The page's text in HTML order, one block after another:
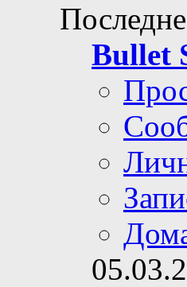
Bullet